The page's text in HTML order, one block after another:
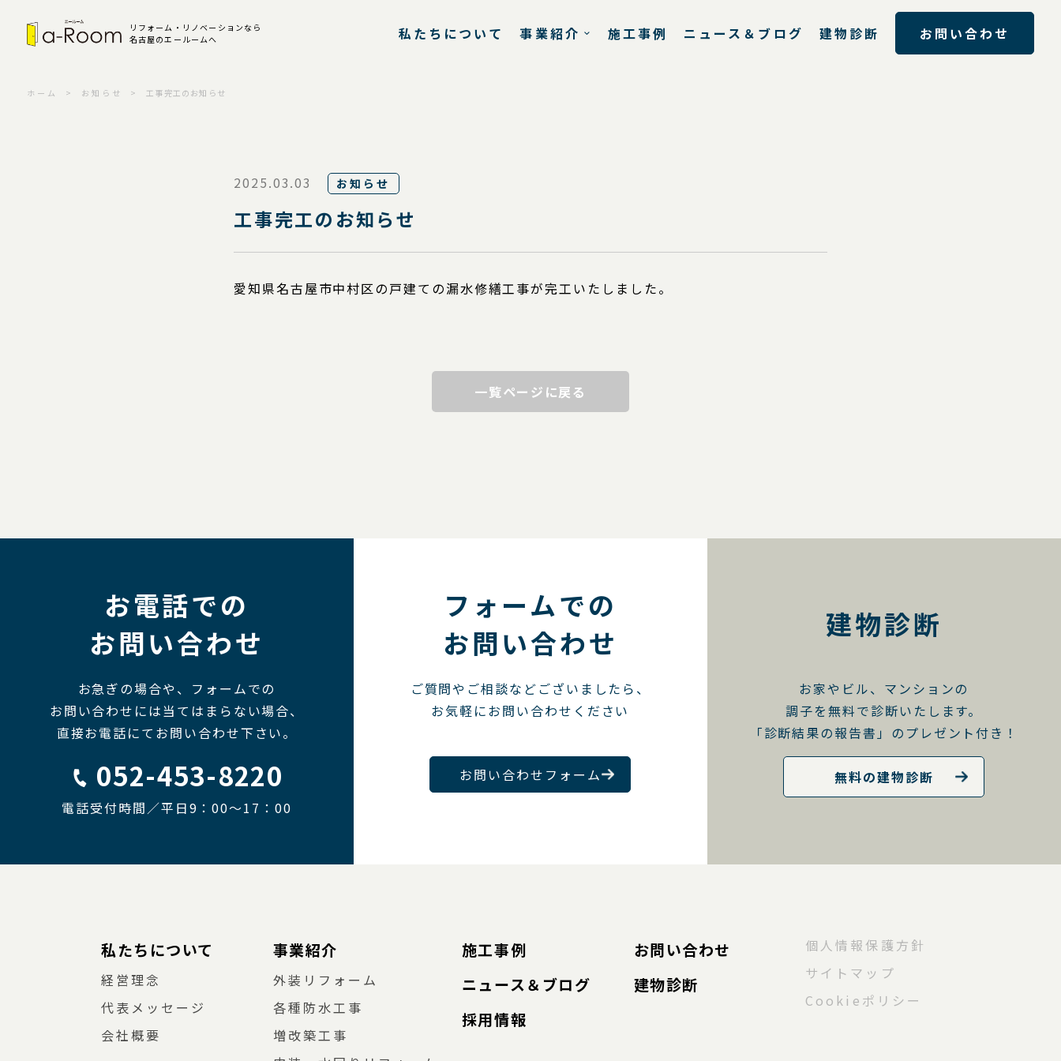
リフォーム・リノベーションなら
名古屋のエールームへ
私たちについて 事業紹介 施工事例 ニュース＆ブログ 建物診断 お問い合わせ
ホーム お知らせ 工事完工のお知らせ
2025.03.03 お知らせ
工事完工のお知らせ
愛知県名古屋市中村区の戸建ての漏水修繕工事が完工いたしました。
一覧ページに戻る
お電話での
お問い合わせ
お急ぎの場合や、フォームでの
お問い合わせには当てはまらない場合、
直接お電話にてお問い合わせ下さい。
052-453-8220
電話受付時間／平日9：00〜17：00
フォームでの
お問い合わせ
ご質問やご相談などございましたら、
お気軽にお問い合わせください
お問い合わせフォーム
建物診断
お家やビル、マンションの
調子を無料で診断いたします。
「診断結果の報告書」のプレゼント付き！
無料の建物診断
私たちについて
経営理念
代表メッセージ
会社概要
事業紹介
外装リフォーム
各種防水工事
増改築工事
施工事例
ニュース＆ブログ
採用情報
お問い合わせ
建物診断
個人情報保護方針
サイトマップ
Cookieポリシー